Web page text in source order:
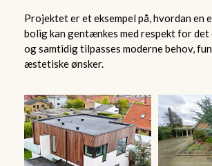
Projektet er et eksempel på, hvordan en
bolig kan gentænkes med respekt for det
og samtidig tilpasses moderne behov,
æstetiske ønsker.